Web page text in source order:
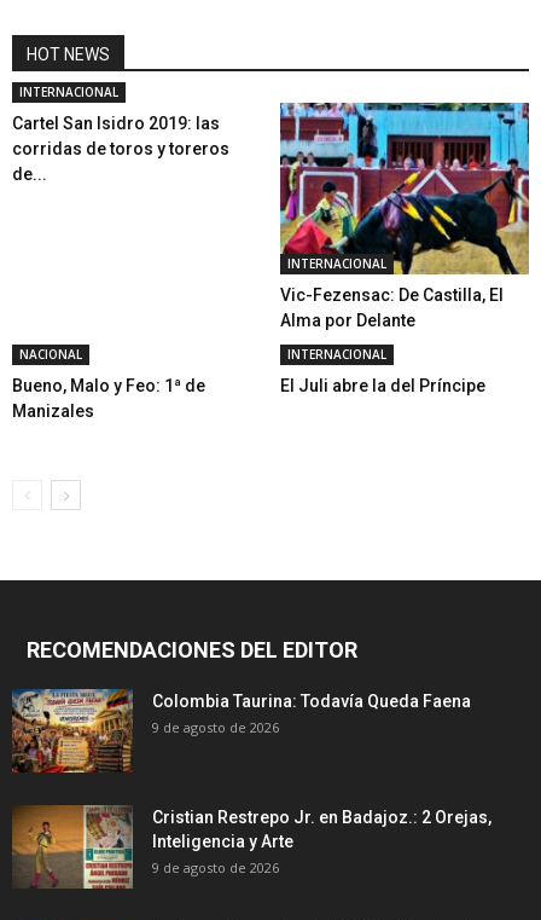
HOT NEWS
INTERNACIONAL
Cartel San Isidro 2019: las
corridas de toros y toreros
de...
INTERNACIONAL
Vic-Fezensac: De Castilla, El
Alma por Delante
NACIONAL
Bueno, Malo y Feo: 1ª de
Manizales
INTERNACIONAL
El Juli abre la del Príncipe
RECOMENDACIONES DEL EDITOR
Colombia Taurina: Todavía Queda Faena
9 de agosto de 2026
Cristian Restrepo Jr. en Badajoz.: 2 Orejas,
Inteligencia y Arte
9 de agosto de 2026